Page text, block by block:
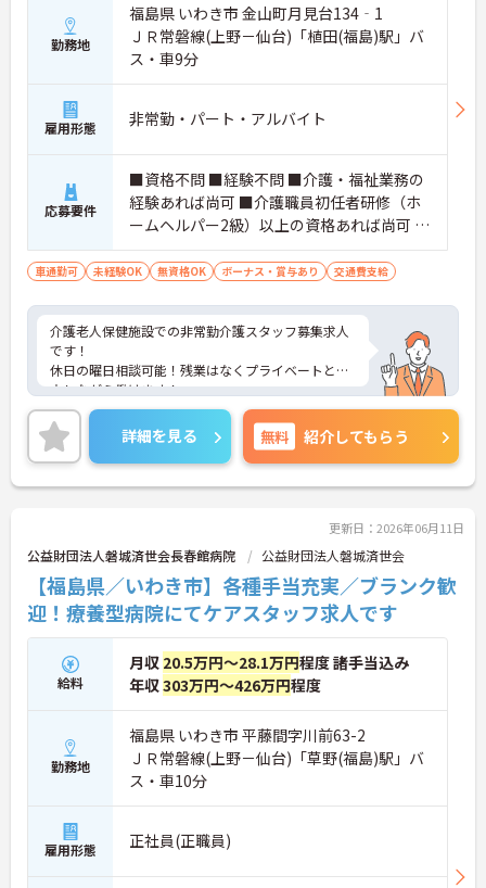
勤務地
福島県 いわき市 金山町月見台134‐1
ＪＲ常磐線(上野－仙台)「植田(福島)駅」バ
ス・車9分
雇用形態 非常勤・パート・アルバイト
応募要件
■資格不問 ■経験不問 ■介護・福祉業務の
経験あれば尚可 ■介護職員初任者研修（ホ
ームヘルパー2級）以上の資格あれば尚可 ■
普通自動車運転免許（AT限定可） ■必要な
PCスキル：入力程度
車通勤可 未経験OK 無資格OK ボーナス・賞与あり 交通費支給
介護老人保健施設での非常勤介護スタッフ募集求人
です！
休日の曜日相談可能！残業はなくプライベートと両
立しながら働けます！
ご興味ある方には、面接のポイントなど、さらに詳
細をお話致しますのでお気軽にご相談ください。
詳細を見る 無料 紹介してもらう
更新日：2026年06月11日
公益財団法人磐城済世会長春館病院 公益財団法人磐城済世会
【福島県／いわき市】各種手当充実／ブランク歓
迎！療養型病院にてケアスタッフ求人です
給料
月収 20.5万円～28.1万円程度 諸手当込み
年収303万円～426万円程度
勤務地
福島県 いわき市 平藤間字川前63-2
ＪＲ常磐線(上野－仙台)「草野(福島)駅」バ
ス・車10分
雇用形態 正社員(正職員)